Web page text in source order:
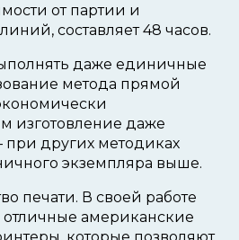
от партии и
составляет 48 часов.
даже единичные
метода прямой
изготовление даже
других методиках
экземпляра выше.
печати. В своей работе
американские